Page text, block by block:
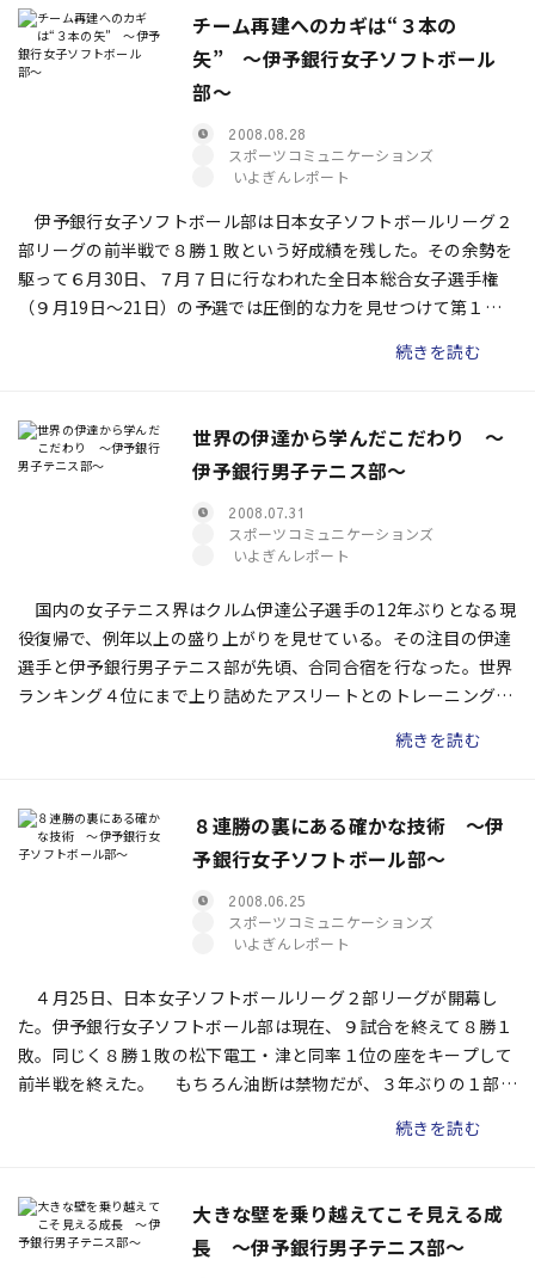
チーム再建へのカギは“３本の
矢” 〜伊予銀行女子ソフトボール
部〜
2008.08.28
スポーツコミュニケーションズ
いよぎんレポート
伊予銀行女子ソフトボール部は日本女子ソフトボールリーグ２
部リーグの前半戦で８勝１敗という好成績を残した。その余勢を
駆って６月30日、７月７日に行なわれた全日本総合女子選手権
（９月19日〜21日）の予選では圧倒的な力を見せつけて第１代
間守り続けてきた四国代表の座を獲得することができなかった。
グ戦に向けて現在のチーム状態や課題、そしてリーグ優勝へのキ
ーポイントを大國香奈子監督に訊いた。
続きを読む
世界の伊達から学んだこだわり 〜
伊予銀行男子テニス部〜
2008.07.31
スポーツコミュニケーションズ
いよぎんレポート
国内の女子テニス界はクルム伊達公子選手の12年ぶりとなる現
役復帰で、例年以上の盛り上がりを見せている。その注目の伊達
選手と伊予銀行男子テニス部が先頃、合同合宿を行なった。世界
ランキング４位にまで上り詰めたアスリートとのトレーニング
続きを読む
８連勝の裏にある確かな技術 〜伊
予銀行女子ソフトボール部〜
2008.06.25
スポーツコミュニケーションズ
いよぎんレポート
４月25日、日本女子ソフトボールリーグ２部リーグが開幕し
た。伊予銀行女子ソフトボール部は現在、９試合を終えて８勝１
敗。同じく８勝１敗の松下電工・津と同率１位の座をキープして
前半戦を終えた。 もちろん油断は禁物だが、３年ぶりの１部復
季との違いはどこにあるのか。大國香奈子監督に前半戦を振り返
続きを読む
大きな壁を乗り越えてこそ見える成
長 〜伊予銀行男子テニス部〜